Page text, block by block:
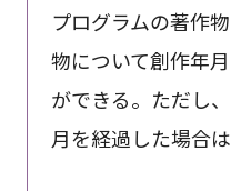
プログラムの著作
物について創作年
ができる。ただし
月を経過した場合